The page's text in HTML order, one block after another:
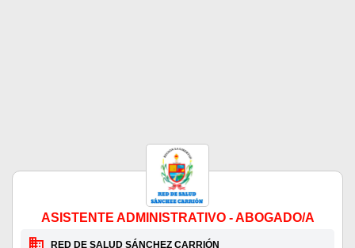
ASISTENTE ADMINISTRATIVO - ABOGADO/A
RED DE SALUD SÁNCHEZ CARRIÓN